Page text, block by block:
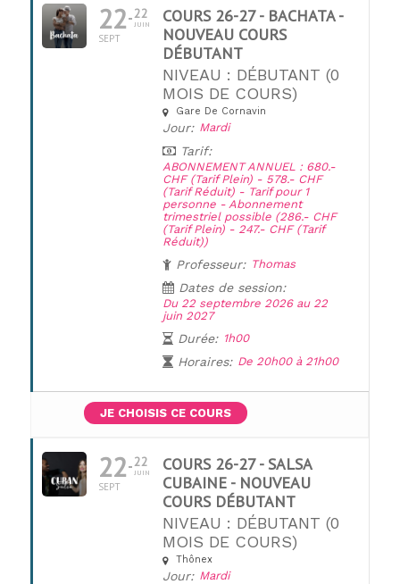
UNE QUESTION ?
22
SEPT
22
JUIN
COURS 26-27 - BACHATA -
NOUVEAU COURS
DÉBUTANT
NIVEAU : DÉBUTANT (0
MOIS DE COURS)
Gare De Cornavin
Jour: Mardi
Tarif:
ABONNEMENT ANNUEL : 680.-
CHF (Tarif Plein) - 578.- CHF
(Tarif Réduit) - Tarif pour 1
personne - Abonnement
trimestriel possible (286.- CHF
(Tarif Plein) - 247.- CHF (Tarif
Réduit))
Professeur: Thomas
Dates de session:
Du 22 septembre 2026 au 22
juin 2027
Durée: 1h00
Horaires: De 20h00 à 21h00
JE CHOISIS CE COURS
UNE QUESTION ?
22
SEPT
22
JUIN
COURS 26-27 - SALSA
CUBAINE - NOUVEAU
COURS DÉBUTANT
NIVEAU : DÉBUTANT (0
MOIS DE COURS)
Thônex
Jour: Mardi